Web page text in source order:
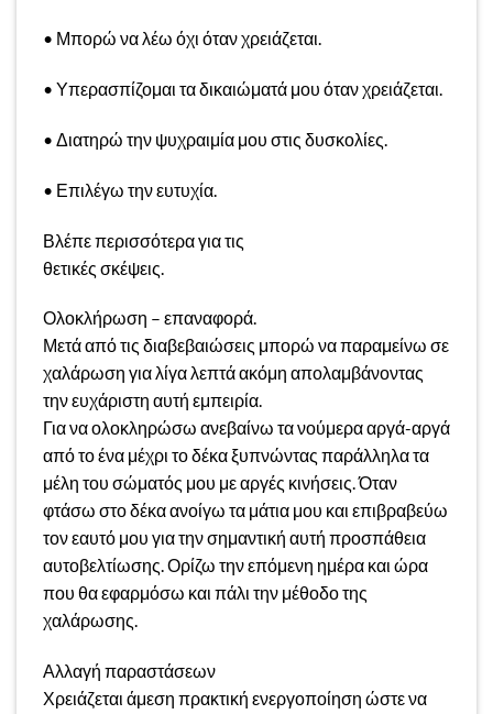
• Μπορώ να λέω όχι όταν χρειάζεται.
• Υπερασπίζομαι τα δικαιώματά μου όταν χρειάζεται.
• Διατηρώ την ψυχραιμία μου στις δυσκολίες.
• Επιλέγω την ευτυχία.
Βλέπε περισσότερα για τις
θετικές σκέψεις.
Ολοκλήρωση – επαναφορά.
Μετά από τις διαβεβαιώσεις μπορώ να παραμείνω σε
χαλάρωση για λίγα λεπτά ακόμη απολαμβάνοντας
την ευχάριστη αυτή εμπειρία.
Για να ολοκληρώσω ανεβαίνω τα νούμερα αργά-αργά
από το ένα μέχρι το δέκα ξυπνώντας παράλληλα τα
μέλη του σώματός μου με αργές κινήσεις. Όταν
φτάσω στο δέκα ανοίγω τα μάτια μου και επιβραβεύω
τον εαυτό μου για την σημαντική αυτή προσπάθεια
αυτοβελτίωσης. Ορίζω την επόμενη ημέρα και ώρα
που θα εφαρμόσω και πάλι την μέθοδο της
χαλάρωσης.
Αλλαγή παραστάσεων
Χρειάζεται άμεση πρακτική ενεργοποίηση ώστε να